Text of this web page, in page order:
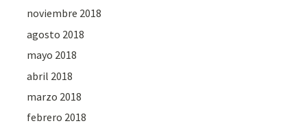
noviembre 2018
agosto 2018
mayo 2018
abril 2018
marzo 2018
febrero 2018